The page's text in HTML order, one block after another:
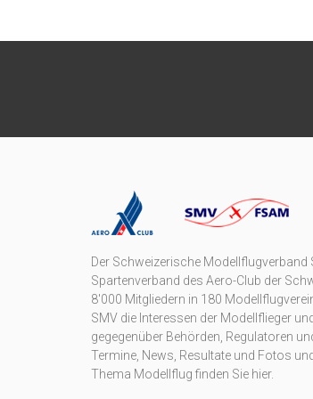
Der Schweizerische Modellflugverband
Spartenverband des Aero-Club der
8'000 Mitgliedern in 180
SMV die Interessen der Modellflieger
gegegenüber Behörden, Regulatoren
Termine, News, Resultate und Fotos
Thema Modellflug finden Sie hier.